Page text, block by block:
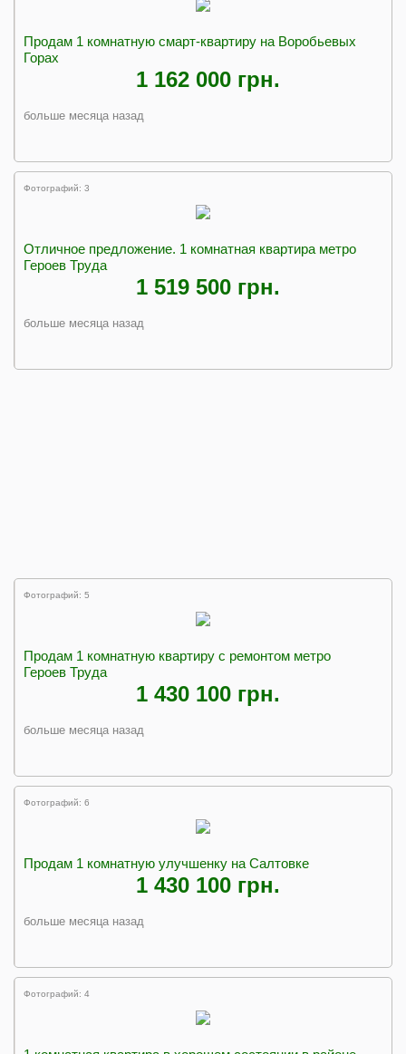
Продам 1 комнатную смарт-квартиру на Воробьевых
Горах
1 162 000 грн.
больше месяца назад
Фотографий: 3
Отличное предложение. 1 комнатная квартира метро
Героев Труда
1 519 500 грн.
больше месяца назад
Фотографий: 5
Продам 1 комнатную квартиру с ремонтом метро
Героев Труда
1 430 100 грн.
больше месяца назад
Фотографий: 6
Продам 1 комнатную улучшенку на Салтовке
1 430 100 грн.
больше месяца назад
Фотографий: 4